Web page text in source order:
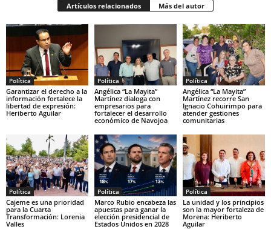
Artículos relacionados Más del autor
Política
Garantizar el derecho a la
información fortalece la
libertad de expresión:
Heriberto Aguilar
Política
Angélica “La Mayita”
Martínez dialoga con
empresarios para
fortalecer el desarrollo
económico de Navojoa
Política
Angélica “La Mayita”
Martínez recorre San
Ignacio Cohuirimpo para
atender gestiones
comunitarias
Política
Cajeme es una prioridad
para la Cuarta
Transformación: Lorenia
Valles
Política
Marco Rubio encabeza las
apuestas para ganar la
elección presidencial de
Estados Unidos en 2028
Política
La unidad y los principios
son la mayor fortaleza de
Morena: Heriberto
Aguilar